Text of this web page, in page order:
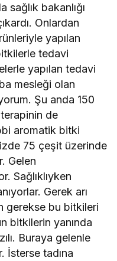
sağlık bakanlığı
Onlardan
yapılan
tedavi
yapılan tedavi
mesleği olan
Şu anda 150
de
aromatik bitki
75 çeşit üzerinde
Gelen
Sağlıklıyken
Gerek arı
gerekse bu bitkileri
bitkilerin yanında
Buraya gelenle
İsterse tadına